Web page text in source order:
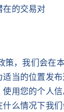
在的交易对
策，我们会在
当的位置发
用您的个人
么情况下我